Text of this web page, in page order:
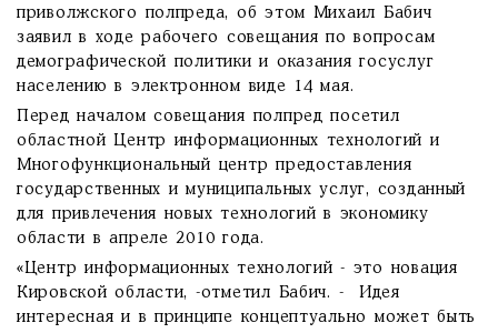
приволжского полпреда, об этом Михаил Бабич
заявил в ходе рабочего совещания по вопросам
демографической политики и оказания госуслуг
населению в электронном виде 14 мая.
Перед началом совещания полпред посетил
областной Центр информационных технологий и
Многофункциональный центр предоставления
государственных и муниципальных услуг, созданный
для привлечения новых технологий в экономику
области в апреле 2010 года.
«Центр информационных технологий - это новация
Кировской области, -отметил Бабич. - Идея
интересная и в принципе концептуально может быть